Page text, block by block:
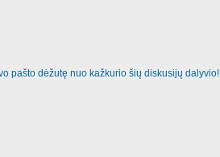
pašto dėžutę nuo kažkurio šių diskusijų dalyvio!